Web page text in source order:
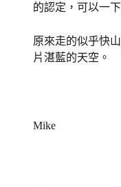
的認定，可以一
原來走的似乎快
片湛藍的天空。
Mike